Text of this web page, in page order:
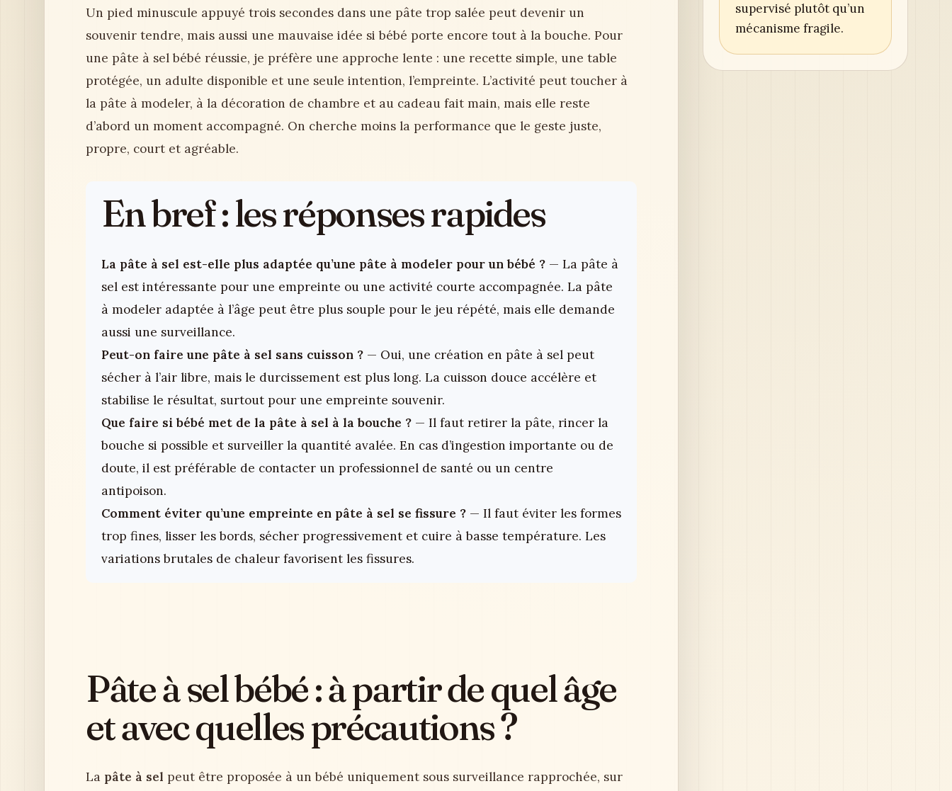
Un pied minuscule appuyé trois secondes dans une pâte trop salée peut devenir un
souvenir tendre, mais aussi une mauvaise idée si bébé porte encore tout à la bouche. Pour
une pâte à sel bébé réussie, je préfère une approche lente : une recette simple, une table
protégée, un adulte disponible et une seule intention, l’empreinte. L’activité peut toucher à
la pâte à modeler, à la décoration de chambre et au cadeau fait main, mais elle reste
d’abord un moment accompagné. On cherche moins la performance que le geste juste,
propre, court et agréable.
En bref : les réponses rapides
La pâte à sel est-elle plus adaptée qu’une pâte à modeler pour un bébé ? — La pâte à
sel est intéressante pour une empreinte ou une activité courte accompagnée. La pâte
à modeler adaptée à l’âge peut être plus souple pour le jeu répété, mais elle demande
aussi une surveillance.
Peut-on faire une pâte à sel sans cuisson ? — Oui, une création en pâte à sel peut
sécher à l’air libre, mais le durcissement est plus long. La cuisson douce accélère et
stabilise le résultat, surtout pour une empreinte souvenir.
Que faire si bébé met de la pâte à sel à la bouche ? — Il faut retirer la pâte, rincer la
bouche si possible et surveiller la quantité avalée. En cas d’ingestion importante ou de
doute, il est préférable de contacter un professionnel de santé ou un centre
antipoison.
Comment éviter qu’une empreinte en pâte à sel se fissure ? — Il faut éviter les formes
trop fines, lisser les bords, sécher progressivement et cuire à basse température. Les
variations brutales de chaleur favorisent les fissures.
Pâte à sel bébé : à partir de quel âge
et avec quelles précautions ?
La pâte à sel peut être proposée à un bébé uniquement sous surveillance rapprochée, sur
supervisé plutôt qu’un
mécanisme fragile.